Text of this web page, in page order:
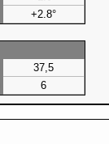
+2.8°
37,5
6